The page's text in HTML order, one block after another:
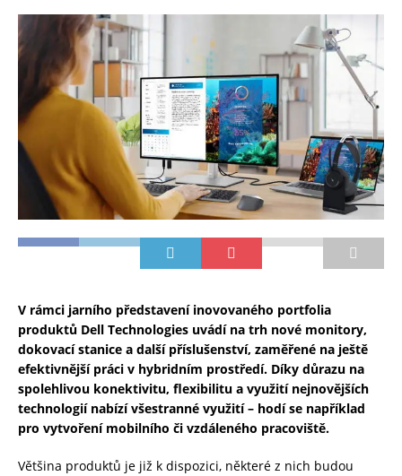
V rámci jarního představení inovovaného portfolia
produktů Dell Technologies uvádí na trh nové monitory,
dokovací stanice a další příslušenství, zaměřené na ještě
efektivnější práci v hybridním prostředí. Díky důrazu na
spolehlivou konektivitu, flexibilitu a využití nejnovějších
technologií nabízí všestranné využití – hodí se například
pro vytvoření mobilního či vzdáleného pracoviště.
Většina produktů je již k dispozici, některé z nich budou